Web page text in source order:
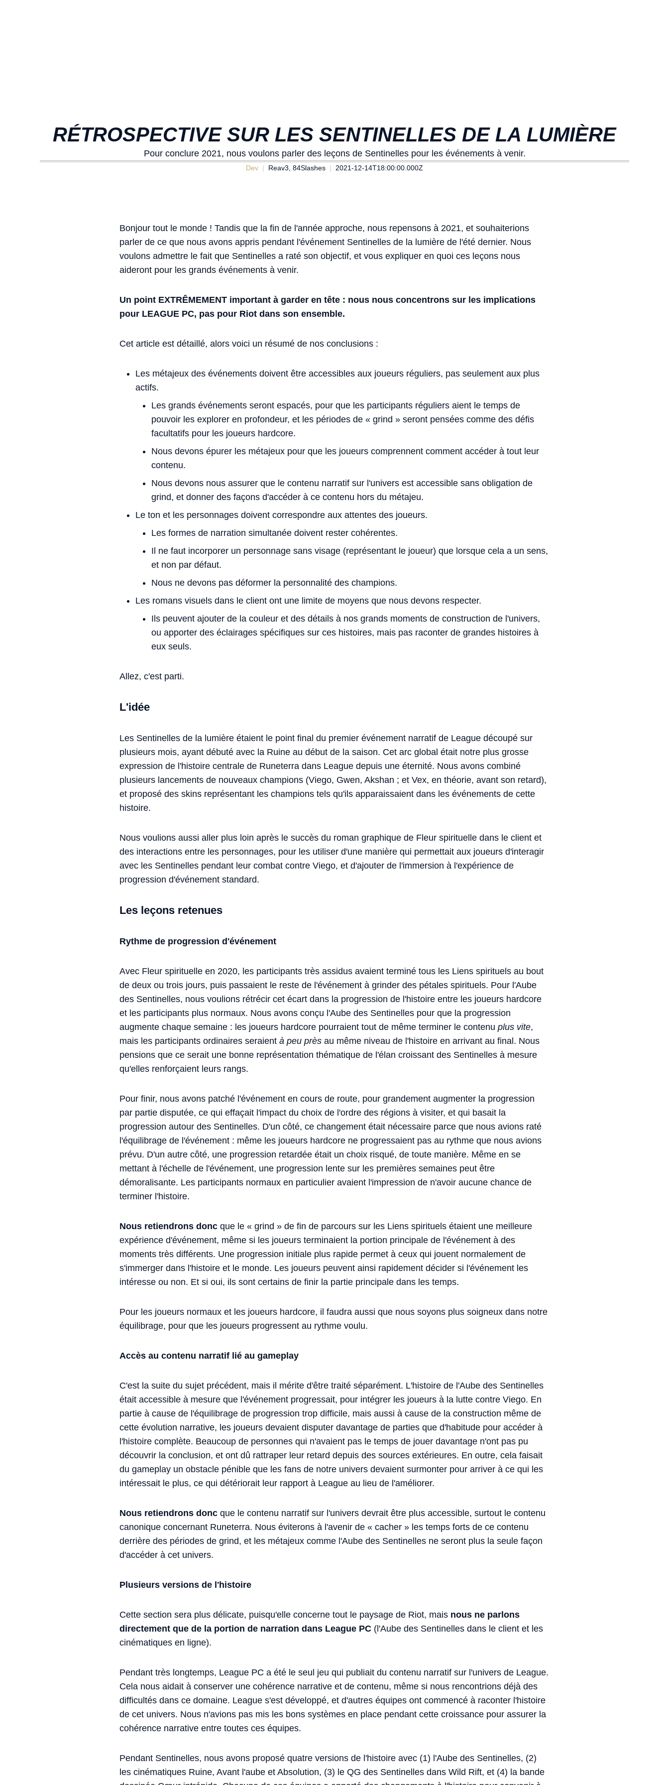
RÉTROSPECTIVE SUR LES SENTINELLES DE LA LUMIÈRE
Pour conclure 2021, nous voulons parler des leçons de Sentinelles pour les événements à venir.
Dev Reav3, 84Slashes 2021-12-14T18:00:00.000Z
Bonjour tout le monde ! Tandis que la fin de l'année approche, nous repensons à 2021, et souhaiterions
parler de ce que nous avons appris pendant l'événement Sentinelles de la lumière de l'été dernier. Nous
voulons admettre le fait que Sentinelles a raté son objectif, et vous expliquer en quoi ces leçons nous
aideront pour les grands événements à venir.
Un point EXTRÊMEMENT important à garder en tête : nous nous concentrons sur les implications
pour LEAGUE PC, pas pour Riot dans son ensemble.
Cet article est détaillé, alors voici un résumé de nos conclusions :
Les métajeux des événements doivent être accessibles aux joueurs réguliers, pas seulement aux plus
actifs.
Les grands événements seront espacés, pour que les participants réguliers aient le temps de
pouvoir les explorer en profondeur, et les périodes de « grind » seront pensées comme des défis
facultatifs pour les joueurs hardcore.
Nous devons épurer les métajeux pour que les joueurs comprennent comment accéder à tout leur
contenu.
Nous devons nous assurer que le contenu narratif sur l'univers est accessible sans obligation de
grind, et donner des façons d'accéder à ce contenu hors du métajeu.
Le ton et les personnages doivent correspondre aux attentes des joueurs.
Les formes de narration simultanée doivent rester cohérentes.
Il ne faut incorporer un personnage sans visage (représentant le joueur) que lorsque cela a un sens,
et non par défaut.
Nous ne devons pas déformer la personnalité des champions.
Les romans visuels dans le client ont une limite de moyens que nous devons respecter.
Ils peuvent ajouter de la couleur et des détails à nos grands moments de construction de l'univers,
ou apporter des éclairages spécifiques sur ces histoires, mais pas raconter de grandes histoires à
eux seuls.
Allez, c'est parti.
L'idée
Les Sentinelles de la lumière étaient le point final du premier événement narratif de League découpé sur
plusieurs mois, ayant débuté avec la Ruine au début de la saison. Cet arc global était notre plus grosse
expression de l'histoire centrale de Runeterra dans League depuis une éternité. Nous avons combiné
plusieurs lancements de nouveaux champions (Viego, Gwen, Akshan ; et Vex, en théorie, avant son retard),
et proposé des skins représentant les champions tels qu'ils apparaissaient dans les événements de cette
histoire.
Nous voulions aussi aller plus loin après le succès du roman graphique de Fleur spirituelle dans le client et
des interactions entre les personnages, pour les utiliser d'une manière qui permettait aux joueurs d'interagir
avec les Sentinelles pendant leur combat contre Viego, et d'ajouter de l'immersion à l'expérience de
progression d'événement standard.
Les leçons retenues
Rythme de progression d'événement
Avec Fleur spirituelle en 2020, les participants très assidus avaient terminé tous les Liens spirituels au bout
de deux ou trois jours, puis passaient le reste de l'événement à grinder des pétales spirituels. Pour l'Aube
des Sentinelles, nous voulions rétrécir cet écart dans la progression de l'histoire entre les joueurs hardcore
et les participants plus normaux. Nous avons conçu l'Aube des Sentinelles pour que la progression
augmente chaque semaine : les joueurs hardcore pourraient tout de même terminer le contenu plus vite,
mais les participants ordinaires seraient à peu près au même niveau de l'histoire en arrivant au final. Nous
pensions que ce serait une bonne représentation thématique de l'élan croissant des Sentinelles à mesure
qu'elles renforçaient leurs rangs.
Pour finir, nous avons patché l'événement en cours de route, pour grandement augmenter la progression
par partie disputée, ce qui effaçait l'impact du choix de l'ordre des régions à visiter, et qui basait la
progression autour des Sentinelles. D'un côté, ce changement était nécessaire parce que nous avions raté
l'équilibrage de l'événement : même les joueurs hardcore ne progressaient pas au rythme que nous avions
prévu. D'un autre côté, une progression retardée était un choix risqué, de toute manière. Même en se
mettant à l'échelle de l'événement, une progression lente sur les premières semaines peut être
démoralisante. Les participants normaux en particulier avaient l'impression de n'avoir aucune chance de
terminer l'histoire.
Nous retiendrons donc que le « grind » de fin de parcours sur les Liens spirituels étaient une meilleure
expérience d'événement, même si les joueurs terminaient la portion principale de l'événement à des
moments très différents. Une progression initiale plus rapide permet à ceux qui jouent normalement de
s'immerger dans l'histoire et le monde. Les joueurs peuvent ainsi rapidement décider si l'événement les
intéresse ou non. Et si oui, ils sont certains de finir la partie principale dans les temps.
Pour les joueurs normaux et les joueurs hardcore, il faudra aussi que nous soyons plus soigneux dans notre
équilibrage, pour que les joueurs progressent au rythme voulu.
Accès au contenu narratif lié au gameplay
C'est la suite du sujet précédent, mais il mérite d'être traité séparément. L'histoire de l'Aube des Sentinelles
était accessible à mesure que l'événement progressait, pour intégrer les joueurs à la lutte contre Viego. En
partie à cause de l'équilibrage de progression trop difficile, mais aussi à cause de la construction même de
cette évolution narrative, les joueurs devaient disputer davantage de parties que d'habitude pour accéder à
l'histoire complète. Beaucoup de personnes qui n'avaient pas le temps de jouer davantage n'ont pas pu
découvrir la conclusion, et ont dû rattraper leur retard depuis des sources extérieures. En outre, cela faisait
du gameplay un obstacle pénible que les fans de notre univers devaient surmonter pour arriver à ce qui les
intéressait le plus, ce qui détériorait leur rapport à League au lieu de l'améliorer.
Nous retiendrons donc que le contenu narratif sur l'univers devrait être plus accessible, surtout le contenu
canonique concernant Runeterra. Nous éviterons à l'avenir de « cacher » les temps forts de ce contenu
derrière des périodes de grind, et les métajeux comme l'Aube des Sentinelles ne seront plus la seule façon
d'accéder à cet univers.
Plusieurs versions de l'histoire
Cette section sera plus délicate, puisqu'elle concerne tout le paysage de Riot, mais nous ne parlons
directement que de la portion de narration dans League PC (l'Aube des Sentinelles dans le client et les
cinématiques en ligne).
Pendant très longtemps, League PC a été le seul jeu qui publiait du contenu narratif sur l'univers de League.
Cela nous aidait à conserver une cohérence narrative et de contenu, même si nous rencontrions déjà des
difficultés dans ce domaine. League s'est développé, et d'autres équipes ont commencé à raconter l'histoire
de cet univers. Nous n'avions pas mis les bons systèmes en place pendant cette croissance pour assurer la
cohérence narrative entre toutes ces équipes.
Pendant Sentinelles, nous avons proposé quatre versions de l'histoire avec (1) l'Aube des Sentinelles, (2)
les cinématiques Ruine, Avant l'aube et Absolution, (3) le QG des Sentinelles dans Wild Rift, et (4) la bande